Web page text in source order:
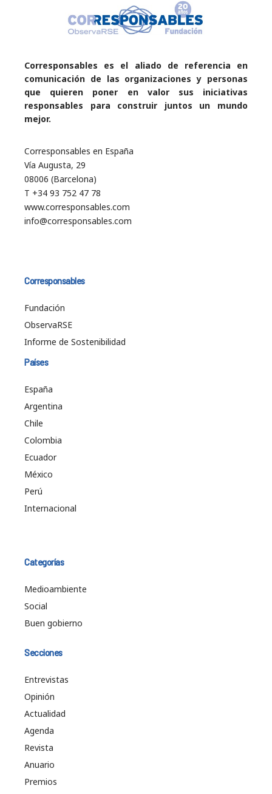
Corresponsables es el aliado de referencia en
comunicación de las organizaciones y personas
que quieren poner en valor sus iniciativas
responsables para construir juntos un mundo
mejor.
Corresponsables en España
Vía Augusta, 29
08006 (Barcelona)
T +34 93 752 47 78
www.corresponsables.com
info@corresponsables.com
Corresponsables
Fundación
ObservaRSE
Informe de Sostenibilidad
Países
España
Argentina
Chile
Colombia
Ecuador
México
Perú
Internacional
Categorías
Medioambiente
Social
Buen gobierno
Secciones
Entrevistas
Opinión
Actualidad
Agenda
Revista
Anuario
Premios